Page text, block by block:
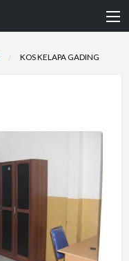
KOS KELAPA GADING